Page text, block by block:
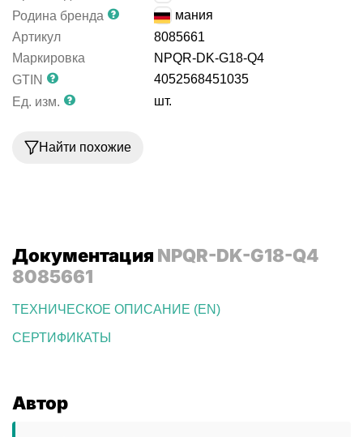
Родина бренда
Германия
Артикул
8085661
Маркировка
NPQR-DK-G18-Q4
GTIN
4052568451035
Ед. изм.
шт.
Найти похожие
Документация NPQR-DK-G18-Q4
8085661
ТЕХНИЧЕСКОЕ ОПИСАНИЕ (EN)
СЕРТИФИКАТЫ
Автор